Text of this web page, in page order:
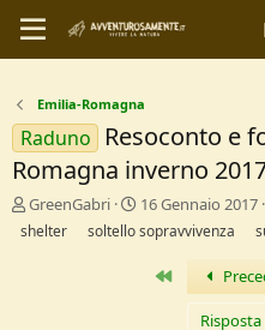
Emilia-Romagna
Raduno
Resoconto e
Romagna inverno
C
r
GreenGabri
D
a
16 Gennaio 2017
shelter
soltello sopravvivenza
Primo